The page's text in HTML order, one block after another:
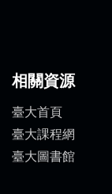
相關資源
臺大首頁